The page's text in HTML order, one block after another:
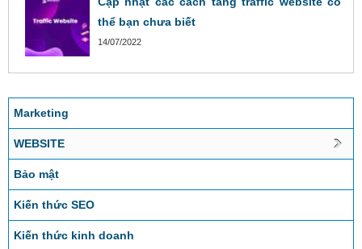
thể bạn chưa biết
14/07/2022
Marketing
WEBSITE
Bảo mật
Kiến thức SEO
Kiến thức kinh doanh